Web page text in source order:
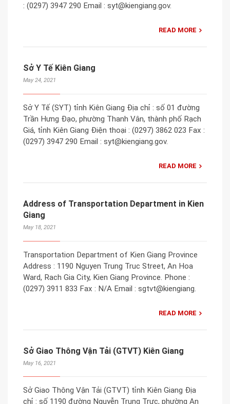
: (0297) 3947 290 Email : syt@kiengiang.gov.
READ MORE
Sở Y Tế Kiên Giang
May 24, 2021
Sở Y Tế (SYT) tỉnh Kiên Giang Địa chỉ : số 01 đường
Trần Hưng Đạo, phường Thanh Vân, thành phố Rạch
Giá, tỉnh Kiên Giang Điện thoại : (0297) 3862 023 Fax :
(0297) 3947 290 Email : syt@kiengiang.gov.
READ MORE
Address of Transportation Department in Kien
Giang
May 18, 2021
Transportation Department of Kien Giang Province
Address : 1190 Nguyen Trung Truc Street, An Hoa
Ward, Rach Gia City, Kien Giang Province. Phone :
(0297) 3911 833 Fax : N/A Email : sgtvt@kiengiang.
READ MORE
Sở Giao Thông Vận Tải (GTVT) Kiên Giang
May 16, 2021
Sở Giao Thông Vận Tải (GTVT) tỉnh Kiên Giang Ðịa
chỉ : số 1190 đường Nguyễn Trung Trực, phường An